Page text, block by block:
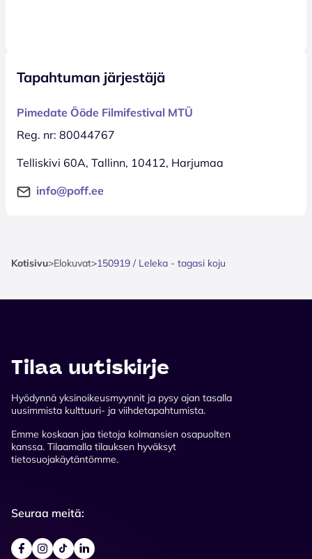
Tapahtuman järjestäjä
Pimedate Ööde Filmifestival MTÜ
Reg. nr: 80044767
Telliskivi 60A, Tallinn, 10412, Harjumaa
info@poff.ee
Kotisivu>Elokuvat>150919 / Leleka - tagasi koju
Tilaa uutiskirje
Hyödynnä yksinoikeusmyynnit ja pysy ajan tasalla
uusimmista kulttuuri- ja viihdetapahtumista.
Emme koskaan jaa tietoja kolmansien osapuolten
kanssa. Tilaamalla tilauksen hyväksyt
tietosuojakäytäntömme.
Seuraa meitä: